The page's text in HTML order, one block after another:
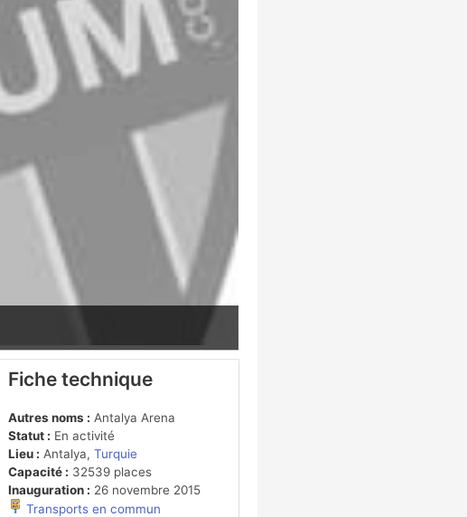
Fiche technique
Autres noms : Antalya Arena
Statut : En activité
Lieu : Antalya, Turquie
Capacité : 32539 places
Inauguration : 26 novembre 2015
Transports en commun